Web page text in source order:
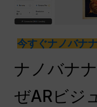
今すぐナノバナ
ナノバナ
ぜARビジ